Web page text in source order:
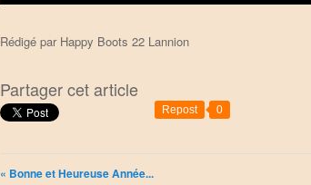
Rédigé par Happy Boots 22 Lannion
Partager cet article
Repost 0
« Bonne et Heureuse Année...